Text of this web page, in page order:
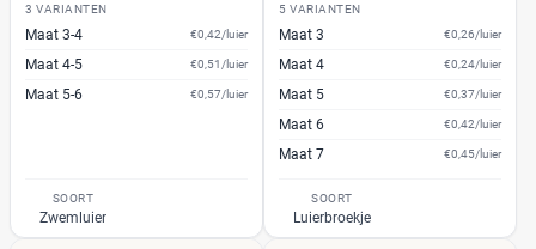
Ongeparfumeerd
Urine-indicator (59)
Jongen en meisje
Meisje (4)
3 VARIANTEN
Maat 3-4 €0,42/luier
Maat 4-5 €0,51/luier
Maat 5-6 €0,57/luier
SOORT
Zwemluier
5 VARIANTEN
Maat 3 €0,26/luier
Maat 4 €0,24/luier
Maat 5 €0,37/luier
Maat 6 €0,42/luier
Maat 7 €0,45/luier
SOORT
Luierbroekje